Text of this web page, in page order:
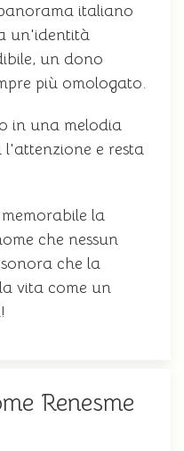
italiano
un'identità
un dono
più omologato.
in una melodia
e resta
la
che nessun
che la
vita come un
Renesme